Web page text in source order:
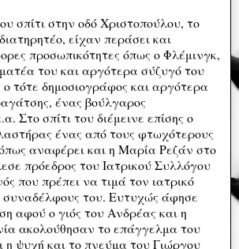
σπίτι στην οδό Χριστοπούλου, το
είχαν περάσει και
προσωπικότητες όπως ο Φλέμινγκ,
του και αργότερα σύζυγό του
τότε δημοσιογράφος και αργότερα
ένας βούλγαρος
Στο σπίτι του διέμεινε επίσης ο
ένας από τους φτωχότερους
αναφέρει και η Μαρία Ρεζάν στο
πρόεδρος του Ιατρικού Συλλόγου
που πρέπει να τιμά τον ιατρικό
συναδέλφους του. Ευτυχώς άφησε
αφού ο γιός του Ανδρέας και η
ακολούθησαν το επάγγελμα του
η ψυχή και το πνεύμα του Γιώργου